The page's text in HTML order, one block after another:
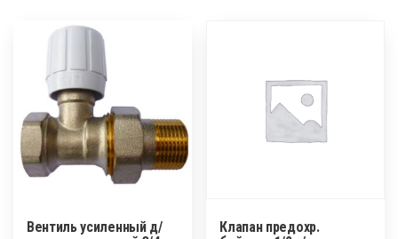
Вентиль усиленный д/
Клапан предохр.